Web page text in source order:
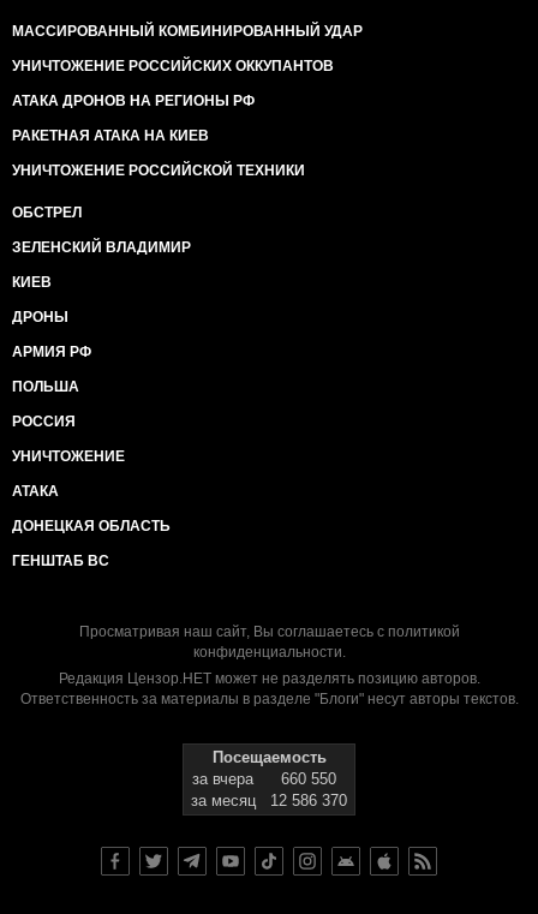
МАССИРОВАННЫЙ КОМБИНИРОВАННЫЙ УДАР
УНИЧТОЖЕНИЕ РОССИЙСКИХ ОККУПАНТОВ
АТАКА ДРОНОВ НА РЕГИОНЫ РФ
РАКЕТНАЯ АТАКА НА КИЕВ
УНИЧТОЖЕНИЕ РОССИЙСКОЙ ТЕХНИКИ
ОБСТРЕЛ
ЗЕЛЕНСКИЙ ВЛАДИМИР
КИЕВ
ДРОНЫ
АРМИЯ РФ
ПОЛЬША
РОССИЯ
УНИЧТОЖЕНИЕ
АТАКА
ДОНЕЦКАЯ ОБЛАСТЬ
ГЕНШТАБ ВС
Просматривая наш сайт, Вы соглашаетесь с политикой
конфиденциальности.
Редакция Цензор.НЕТ может не разделять позицию авторов.
Ответственность за материалы в разделе "Блоги" несут авторы текстов.
Посещаемость
за вчера
660 550
за месяц
12 586 370